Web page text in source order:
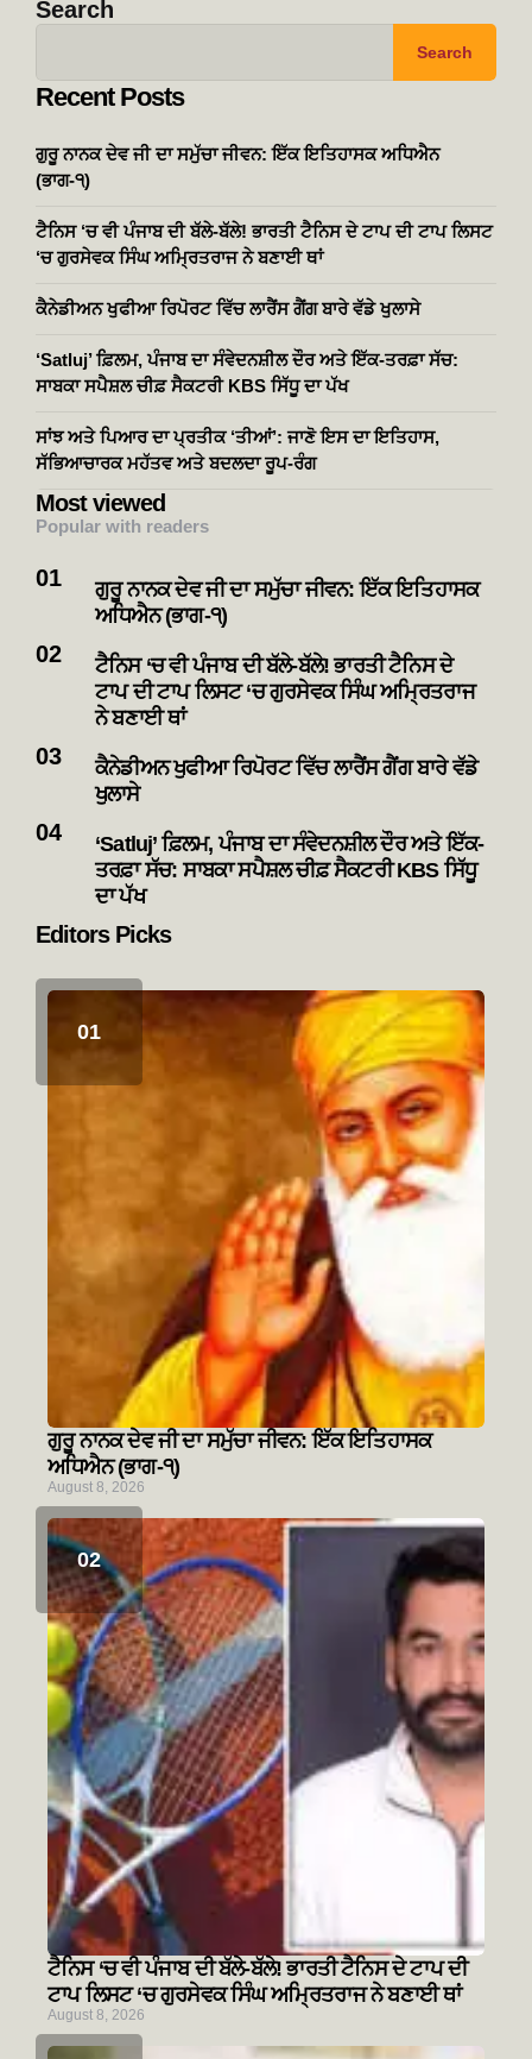
Search
Search
Recent Posts
ਗੁਰੂ ਨਾਨਕ ਦੇਵ ਜੀ ਦਾ ਸਮੁੱਚਾ ਜੀਵਨ: ਇੱਕ ਇਤਿਹਾਸਕ ਅਧਿਐਨ
(ਭਾਗ-੧)
ਟੈਨਿਸ ‘ਚ ਵੀ ਪੰਜਾਬ ਦੀ ਬੱਲੇ-ਬੱਲੇ! ਭਾਰਤੀ ਟੈਨਿਸ ਦੇ ਟਾਪ ਦੀ ਟਾਪ ਲਿਸਟ
‘ਚ ਗੁਰਸੇਵਕ ਸਿੰਘ ਅਮ੍ਰਿਤਰਾਜ ਨੇ ਬਣਾਈ ਥਾਂ
ਕੈਨੇਡੀਅਨ ਖੁਫੀਆ ਰਿਪੋਰਟ ਵਿੱਚ ਲਾਰੈਂਸ ਗੈਂਗ ਬਾਰੇ ਵੱਡੇ ਖੁਲਾਸੇ
‘Satluj’ ਫ਼ਿਲਮ, ਪੰਜਾਬ ਦਾ ਸੰਵੇਦਨਸ਼ੀਲ ਦੌਰ ਅਤੇ ਇੱਕ-ਤਰਫ਼ਾ ਸੱਚ:
ਸਾਬਕਾ ਸਪੈਸ਼ਲ ਚੀਫ਼ ਸੈਕਟਰੀ KBS ਸਿੱਧੂ ਦਾ ਪੱਖ
ਸਾਂਝ ਅਤੇ ਪਿਆਰ ਦਾ ਪ੍ਰਤੀਕ ‘ਤੀਆਂ’: ਜਾਣੋ ਇਸ ਦਾ ਇਤਿਹਾਸ,
ਸੱਭਿਆਚਾਰਕ ਮਹੱਤਵ ਅਤੇ ਬਦਲਦਾ ਰੂਪ-ਰੰਗ
Most viewed
Popular with readers
ਗੁਰੂ ਨਾਨਕ ਦੇਵ ਜੀ ਦਾ ਸਮੁੱਚਾ ਜੀਵਨ: ਇੱਕ ਇਤਿਹਾਸਕ
ਅਧਿਐਨ (ਭਾਗ-੧)
ਟੈਨਿਸ ‘ਚ ਵੀ ਪੰਜਾਬ ਦੀ ਬੱਲੇ-ਬੱਲੇ! ਭਾਰਤੀ ਟੈਨਿਸ ਦੇ
ਟਾਪ ਦੀ ਟਾਪ ਲਿਸਟ ‘ਚ ਗੁਰਸੇਵਕ ਸਿੰਘ ਅਮ੍ਰਿਤਰਾਜ
ਨੇ ਬਣਾਈ ਥਾਂ
ਕੈਨੇਡੀਅਨ ਖੁਫੀਆ ਰਿਪੋਰਟ ਵਿੱਚ ਲਾਰੈਂਸ ਗੈਂਗ ਬਾਰੇ ਵੱਡੇ
ਖੁਲਾਸੇ
‘Satluj’ ਫ਼ਿਲਮ, ਪੰਜਾਬ ਦਾ ਸੰਵੇਦਨਸ਼ੀਲ ਦੌਰ ਅਤੇ ਇੱਕ-
ਤਰਫ਼ਾ ਸੱਚ: ਸਾਬਕਾ ਸਪੈਸ਼ਲ ਚੀਫ਼ ਸੈਕਟਰੀ KBS ਸਿੱਧੂ
ਦਾ ਪੱਖ
Editors Picks
ਗੁਰੂ ਨਾਨਕ ਦੇਵ ਜੀ ਦਾ ਸਮੁੱਚਾ ਜੀਵਨ: ਇੱਕ ਇਤਿਹਾਸਕ
ਅਧਿਐਨ (ਭਾਗ-੧)
August 8, 2026
ਟੈਨਿਸ ‘ਚ ਵੀ ਪੰਜਾਬ ਦੀ ਬੱਲੇ-ਬੱਲੇ! ਭਾਰਤੀ ਟੈਨਿਸ ਦੇ ਟਾਪ ਦੀ
ਟਾਪ ਲਿਸਟ ‘ਚ ਗੁਰਸੇਵਕ ਸਿੰਘ ਅਮ੍ਰਿਤਰਾਜ ਨੇ ਬਣਾਈ ਥਾਂ
August 8, 2026